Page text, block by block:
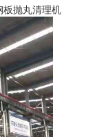
抛丸清理机